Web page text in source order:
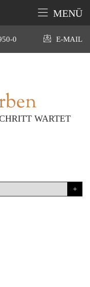
MENÜ
0 E-MAIL
WARTET